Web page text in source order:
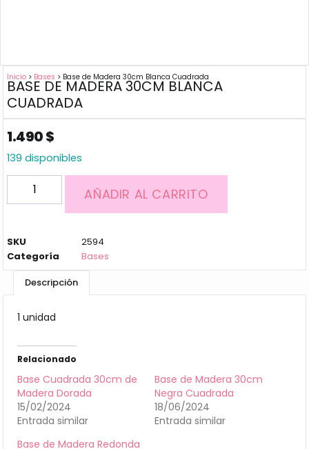
Inicio > Bases > Base de Madera 30cm Blanca Cuadrada
BASE DE MADERA 30CM BLANCA
CUADRADA
1.490$
139 disponibles
AÑADIR AL CARRITO
SKU
2594
Categoría
Bases
Descripción
1 unidad
Relacionado
Base Cuadrada 30cm de
Madera Dorada
15/02/2024
Entrada similar
Base de Madera 30cm
Negra Cuadrada
18/06/2024
Entrada similar
Base de Madera Redonda